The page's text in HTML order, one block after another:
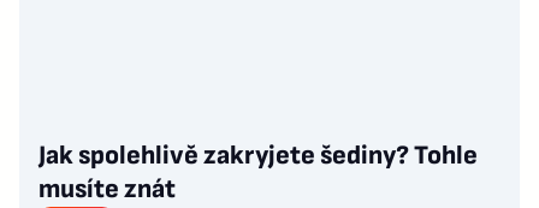
Jak spolehlivě zakryjete šediny? Tohle
musíte znát